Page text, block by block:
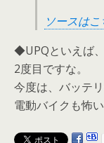
ソースは
◆UPQといえば、
2度目ですな。
今度は、バッテリ
電動バイクも怖い